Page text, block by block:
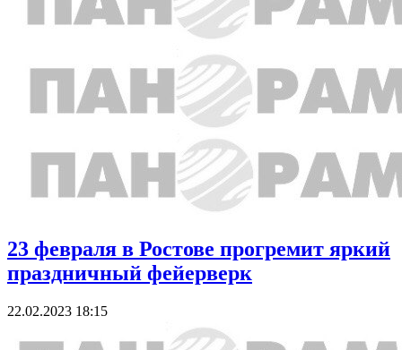
23 февраля в Ростове прогремит яркий
праздничный фейерверк
22.02.2023 18:15